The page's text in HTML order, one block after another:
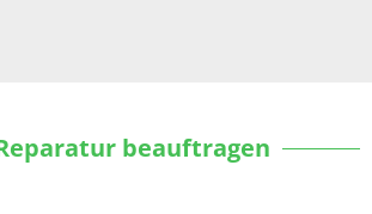
beauftragen